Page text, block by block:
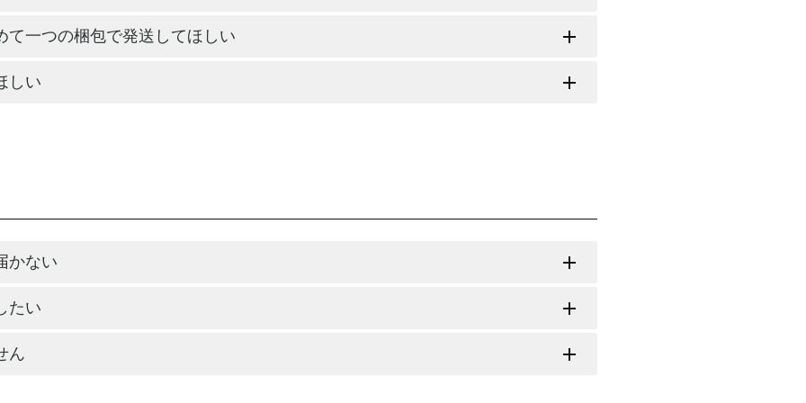
て一つの梱包で発送してほしい
しい
かない
たい
ん